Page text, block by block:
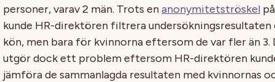
personer, varav 2 män. Trots enanonymitetströskel
kunde HR-direktören filtrera
kön, men bara för kvinnorna eftersom de var fler än 3.
utgör dock ett problem eftersom HR-direktören
jämföra de sammanlagda resultaten med kvinnornas